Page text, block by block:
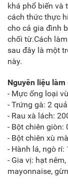
khá phổ biến và
cách thức thực
cho cả gia đình
chối từ.Cách
sau đây là một
này.
Nguyên liệu
- Mực ống loại
- Trứng gà: 2
- Rau xà lách:
- Bột chiên giòn:
- Bột chiên xù
- Hành lá, ngò rí:
- Gia vị: hạt
mayonnaise,